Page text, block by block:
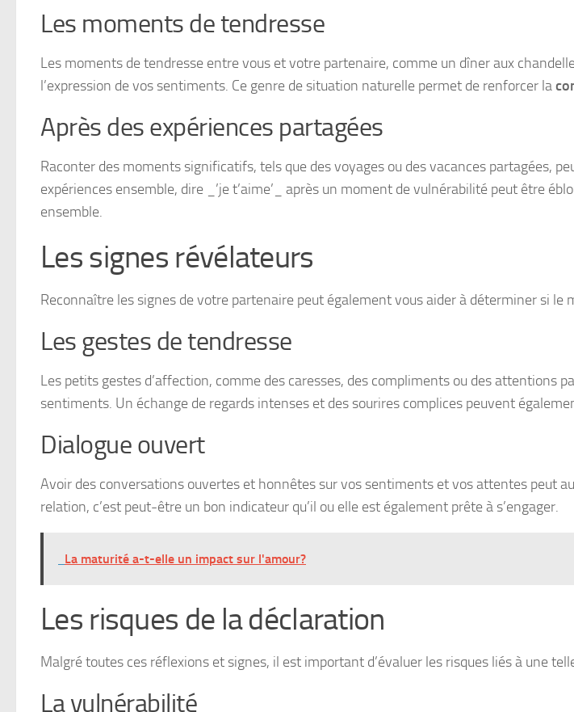
Les moments de tendresse
Les moments de tendresse entre vous et votre partenaire, comme un dîner aux
l’expression de vos sentiments. Ce genre de situation naturelle permet de renforcer la
Après des expériences partagées
Raconter des moments significatifs, tels que des voyages ou des vacances partagées,
expériences ensemble, dire _’je t’aime’_ après un moment de vulnérabilité peut être
ensemble.
Les signes révélateurs
Reconnaître les signes de votre partenaire peut également vous aider à déterminer si le
Les gestes de tendresse
Les petits gestes d’affection, comme des caresses, des compliments ou des attentions
sentiments. Un échange de regards intenses et des sourires complices peuvent
Dialogue ouvert
Avoir des conversations ouvertes et honnêtes sur vos sentiments et vos attentes peut
relation, c’est peut-être un bon indicateur qu’il ou elle est également prête à s’engager.
La maturité a-t-elle un impact sur l'amour?
Les risques de la déclaration
Malgré toutes ces réflexions et signes, il est important d’évaluer les risques liés à une
La vulnérabilité